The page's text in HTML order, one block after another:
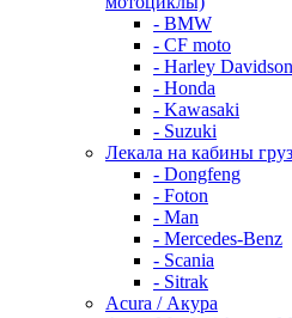
- BMW
- CF moto
- Harley Davidson
- Honda
- Kawasaki
- Suzuki
Лекала на кабины
- Dongfeng
- Foton
- Man
- Mercedes-Benz
- Scania
- Sitrak
Acura / Акура